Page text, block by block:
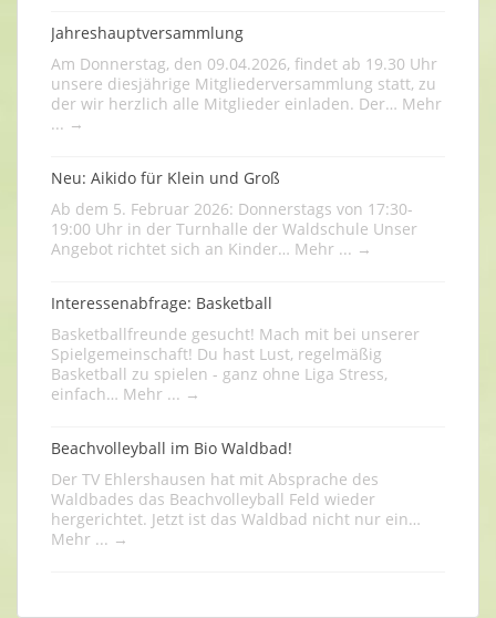
Jahreshauptversammlung
Am Donnerstag, den 09.04.2026, findet ab 19.30 Uhr
unsere diesjährige Mitgliederversammlung statt, zu
der wir herzlich alle Mitglieder einladen. Der… Mehr
... →
Neu: Aikido für Klein und Groß
Ab dem 5. Februar 2026: Donnerstags von 17:30-
19:00 Uhr in der Turnhalle der Waldschule Unser
Angebot richtet sich an Kinder… Mehr ... →
Interessenabfrage: Basketball
Basketballfreunde gesucht! Mach mit bei unserer
Spielgemeinschaft! Du hast Lust, regelmäßig
Basketball zu spielen - ganz ohne Liga Stress,
einfach… Mehr ... →
Beachvolleyball im Bio Waldbad!
Der TV Ehlershausen hat mit Absprache des
Waldbades das Beachvolleyball Feld wieder
hergerichtet. Jetzt ist das Waldbad nicht nur ein…
Mehr ... →